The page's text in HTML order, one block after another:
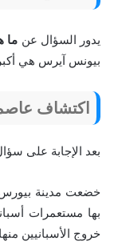
يدور السؤال عن ما
بيونس آيرس هي
اكتشاف
بعد الإجابة على
خضعت مدينة بيورس
بها مستعمرات
خروج الأسبانيين